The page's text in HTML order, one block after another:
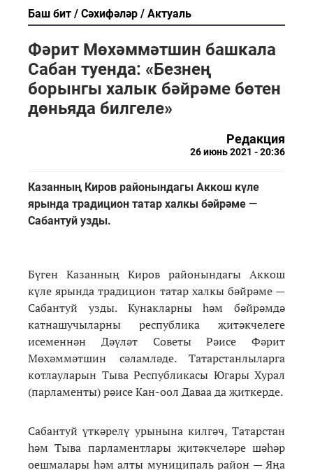
Баш бит Сәхифәләр Актуаль
Фәрит Мөхәммәтшин башкала
Сабан туенда: «Безнең
борынгы халык бәйрәме бөтен
дөньяда билгеле»
Редакция
26 июнь 2021 - 20:36
Казанның Киров районындагы Аккош күле
ярында традицион татар халкы бәйрәме —
Сабантуй узды.
Бүген Казанның Киров районындагы Аккош
күле ярында традицион татар халкы бәйрәме —
Сабантуй узды. Кунакларны һәм бәйрәмдә
катнашучыларны республика җитәкчелеге
исеменнән Дәүләт Советы Рәисе Фәрит
Мөхәммәтшин сәламләде. Татарстанлыларга
котлауларын Тыва Республикасы Югары Хурал
(парламенты) рәисе Кан-оол Даваа да җиткерде.
Сабантуй үткәрелү урынына килгәч, Татарстан
һәм Тыва парламентлары җитәкчеләре шәһәр
оешмалары һәм алты муниципаль район — Яңа